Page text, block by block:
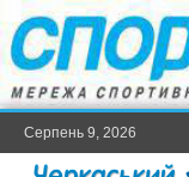
Серпень 9, 2026